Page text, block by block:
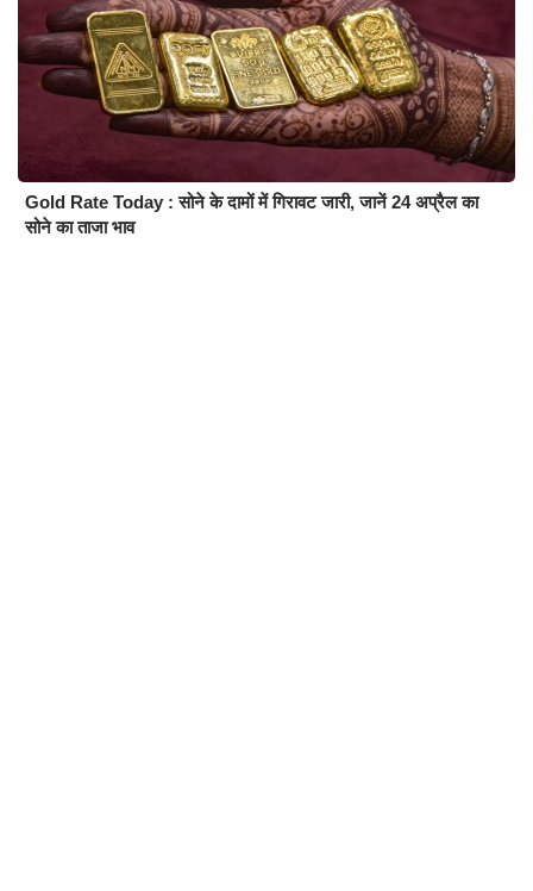
Gold Rate Today : सोने के दामों में गिरावट जारी, जानें 24 अप्रैल का
सोने का ताजा भाव